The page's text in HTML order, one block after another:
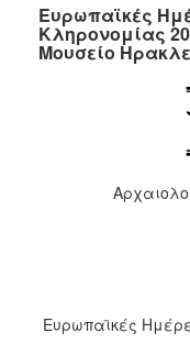
2022
2021
2017
2011
Ευρωπαϊκές
Κληρονομίας
Μουσείο
Ευρωπαϊκές